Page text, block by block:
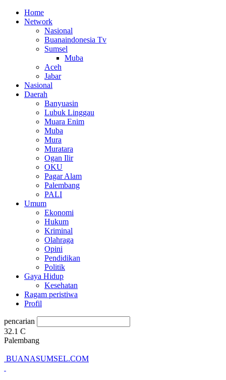
Home
Network
Nasional
Buanaindonesia Tv
Sumsel
Muba
Aceh
Jabar
Nasional
Daerah
Banyuasin
Lubuk Linggau
Muara Enim
Muba
Mura
Muratara
Ogan Ilir
OKU
Pagar Alam
Palembang
PALI
Umum
Ekonomi
Hukum
Kriminal
Olahraga
Opini
Pendidikan
Politik
Gaya Hidup
Kesehatan
Ragam peristiwa
Profil
pencarian
32.1 C
Palembang
BUANASUMSEL.COM